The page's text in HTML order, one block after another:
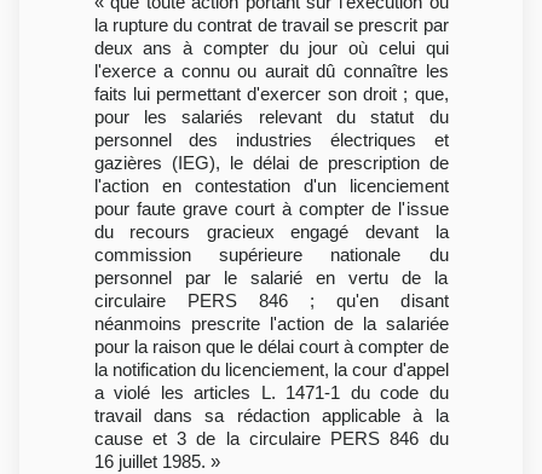
la rupture du contrat de travail se prescrit par
deux ans à compter du jour où celui qui
l'exerce a connu ou aurait dû connaître les
faits lui permettant d'exercer son droit ; que,
pour les salariés relevant du statut du
personnel des industries électriques et
gazières (IEG), le délai de prescription de
l'action en contestation d'un licenciement
pour faute grave court à compter de l'issue
du recours gracieux engagé devant la
commission supérieure nationale du
personnel par le salarié en vertu de la
circulaire PERS 846 ; qu'en disant
néanmoins prescrite l'action de la salariée
pour la raison que le délai court à compter de
la notification du licenciement, la cour d'appel
a violé les articles L. 1471-1 du code du
travail dans sa rédaction applicable à la
cause et 3 de la circulaire PERS 846 du
16 juillet 1985. »